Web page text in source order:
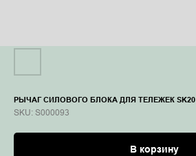
РЫЧАГ СИЛОВОГО БЛОКА ДЛЯ ТЕЛЕЖЕК SK20
SKU: S000093
В корзину